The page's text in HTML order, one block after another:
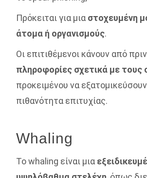
Πρόκειται για μια στοχευμένη
άτομα ή οργανισμούς.
Οι επιτιθέμενοι κάνουν από
πληροφορίες σχετικά με τους
προκειμένου να
πιθανότητα επιτυχίας.
Whaling
Το whaling είναι μια